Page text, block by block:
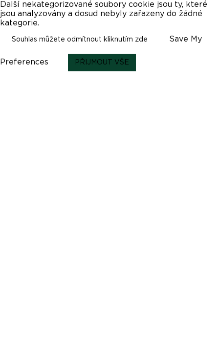
Další nekategorizované soubory cookie jsou ty, které
jsou analyzovány a dosud nebyly zařazeny do žádné
kategorie.
Souhlas můžete odmítnout kliknutím zde Save My
Preferences PŘIJMOUT VŠE